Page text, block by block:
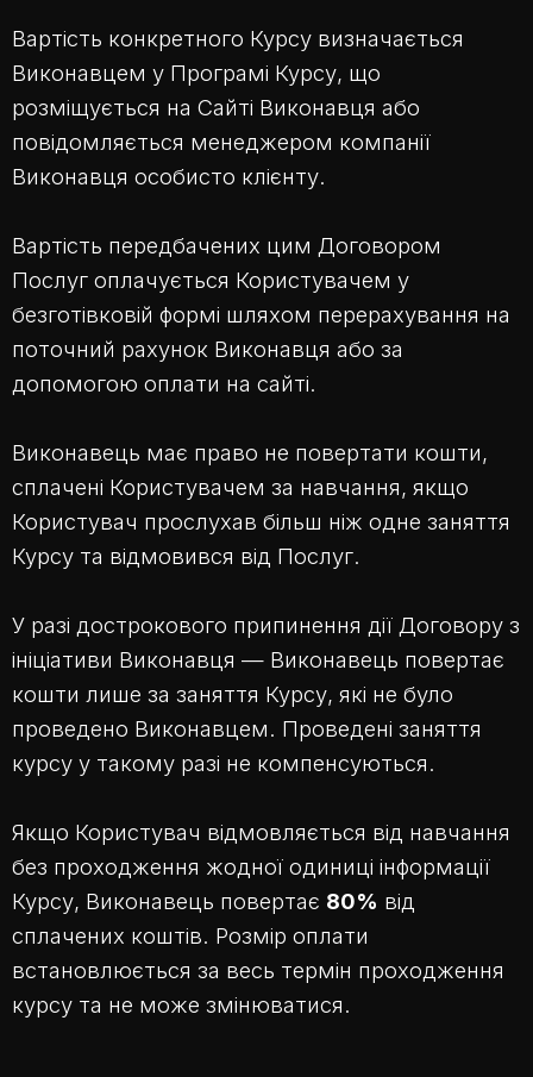
Вартість конкретного Курсу визначається
Виконавцем у Програмі Курсу, що
розміщується на Сайті Виконавця або
повідомляється менеджером компанії
Виконавця особисто клієнту.
Вартість передбачених цим Договором
Послуг оплачується Користувачем у
безготівковій формі шляхом перерахування на
поточний рахунок Виконавця або за
допомогою оплати на сайті.
Виконавець має право не повертати кошти,
сплачені Користувачем за навчання, якщо
Користувач прослухав більш ніж одне заняття
Курсу та відмовився від Послуг.
У разі дострокового припинення дії Договору з
ініціативи Виконавця — Виконавець повертає
кошти лише за заняття Курсу, які не було
проведено Виконавцем. Проведені заняття
курсу у такому разі не компенсуються.
Якщо Користувач відмовляється від навчання
без проходження жодної одиниці інформації
Курсу, Виконавець повертає 80% від
сплачених коштів. Розмір оплати
встановлюється за весь термін проходження
курсу та не може змінюватися.